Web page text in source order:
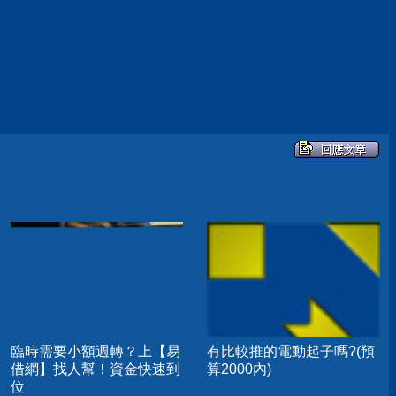
臨時需要小額週轉？上【易
借網】找人幫！資金快速到
位
有比較推的電動起子嗎?(預
算2000內)